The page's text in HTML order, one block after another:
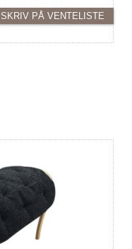
SKRIV PÅ VENTELISTE